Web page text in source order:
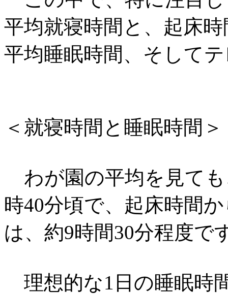
平均就寝時間と、起床
平均睡眠時間、そして
＜就寝時間と睡眠時間＞
わが園の平均を見て
時40分頃で、起床時間
は、約9時間30分程度で
理想的な1日の睡眠時